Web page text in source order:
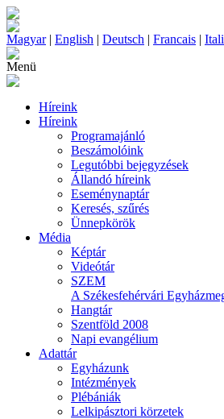
Magyar| English | Deutsch | Francais |
Menü
Híreink
Híreink
Programajánló
Beszámolóink
Legutóbbi bejegyzések
Állandó híreink
Eseménynaptár
Keresés, szűrés
Ünnepkörök
Média
Képtár
Videótár
SZEM
A Székesfehérvári
Hangtár
Szentföld 2008
Napi evangélium
Adattár
Egyházunk
Intézmények
Plébániák
Lelkipásztori körzetek